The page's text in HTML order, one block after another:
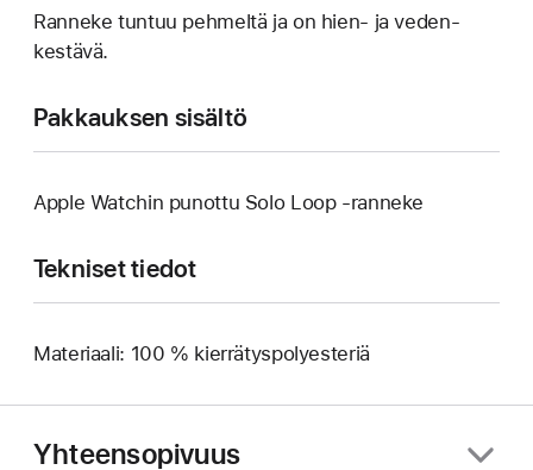
Ranneke tuntuu pehmeltä ja on hien‑ ja veden­
kestävä.
Pakkauksen sisältö
Apple Watchin punottu Solo Loop ‑ranneke
Tekniset tiedot
Materiaali: 100 % kierrätyspolyesteriä
Yhteensopivuus